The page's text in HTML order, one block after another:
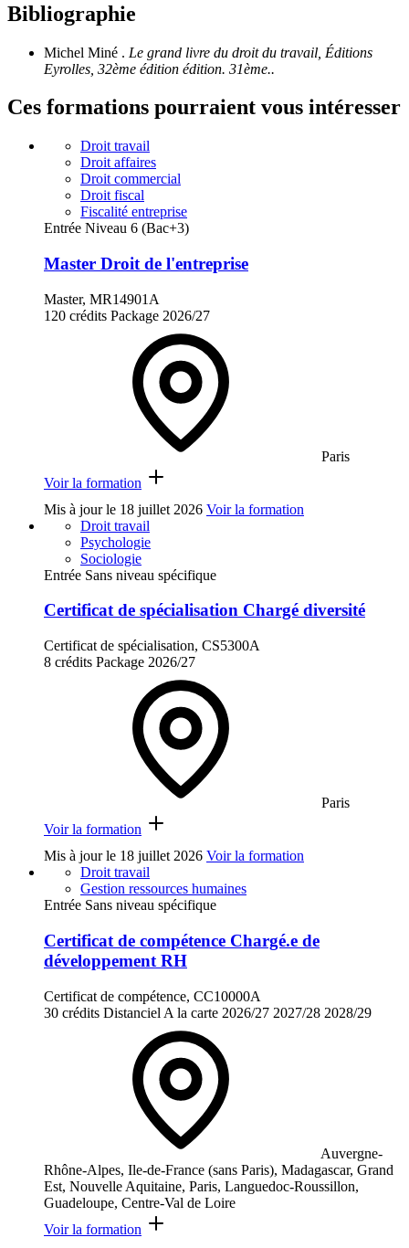
Bibliographie
Michel Miné . Le grand livre du droit du travail, Éditions
Eyrolles, 32ème édition édition. 31ème..
Ces formations pourraient vous intéresser
Droit travail
Droit affaires
Droit commercial
Droit fiscal
Fiscalité entreprise
Entrée Niveau 6 (Bac+3)
Master Droit de l'entreprise
Master, MR14901A
120 crédits Package 2026/27
Paris
Voir la formation
Mis à jour le 18 juillet 2026 Voir la formation
Droit travail
Psychologie
Sociologie
Entrée Sans niveau spécifique
Certificat de spécialisation Chargé diversité
Certificat de spécialisation, CS5300A
8 crédits Package 2026/27
Paris
Voir la formation
Mis à jour le 18 juillet 2026 Voir la formation
Droit travail
Gestion ressources humaines
Entrée Sans niveau spécifique
Certificat de compétence Chargé.e de
développement RH
Certificat de compétence, CC10000A
30 crédits Distanciel A la carte 2026/27 2027/28 2028/29
Auvergne-
Rhône-Alpes, Ile-de-France (sans Paris), Madagascar, Grand
Est, Nouvelle Aquitaine, Paris, Languedoc-Roussillon,
Guadeloupe, Centre-Val de Loire
Voir la formation